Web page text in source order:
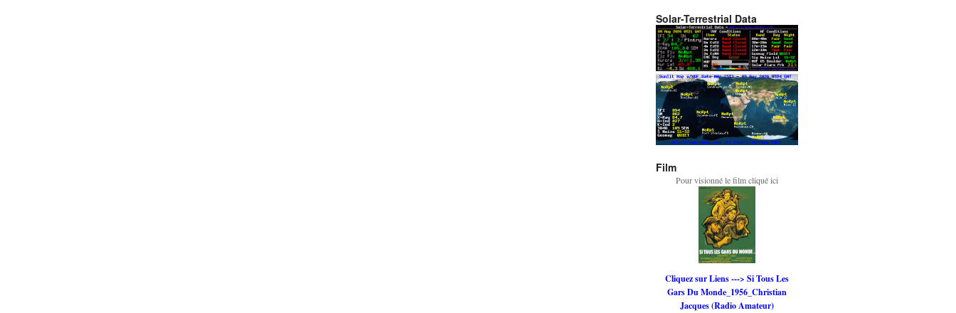
Solar-Terrestrial Data
Film
Pour visionné le film cliqué ici
Cliquez sur Liens ---> Si Tous Les
Gars Du Monde_1956_Christian
Jacques (Radio Amateur)